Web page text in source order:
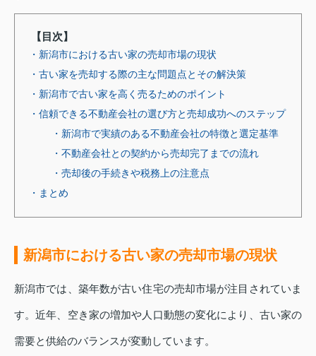
【目次】
・新潟市における古い家の売却市場の現状
・古い家を売却する際の主な問題点とその解決策
・新潟市で古い家を高く売るためのポイント
・信頼できる不動産会社の選び方と売却成功へのステップ
・新潟市で実績のある不動産会社の特徴と選定基準
・不動産会社との契約から売却完了までの流れ
・売却後の手続きや税務上の注意点
・まとめ
新潟市における古い家の売却市場の現状
新潟市では、築年数が古い住宅の売却市場が注目されていま
す。近年、空き家の増加や人口動態の変化により、古い家の
需要と供給のバランスが変動しています。